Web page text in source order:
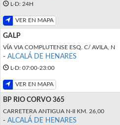
L-D: 24H
VER EN MAPA
GALP
VÍA VIA COMPLUTENSE ESQ. C/ AVILA, N
- ALCALÁ DE HENARES
L-D: 07:00-23:00
VER EN MAPA
BP RIO CORVO 365
CARRETERA ANTIGUA N-II KM. 26,00
- ALCALÁ DE HENARES